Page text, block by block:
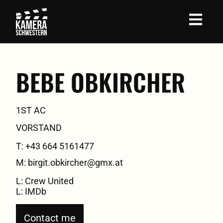
BEBE OBKIRCHER
1ST AC
VORSTAND
T: +43 664 5161477
M: birgit.obkircher@gmx.at
L: Crew United
L: IMDb
Contact me